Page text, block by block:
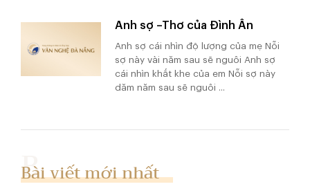
Anh sợ –Thơ của Đình Ân
Anh sợ cái nhìn độ lượng của mẹ Nỗi
sợ này vài năm sau sẽ nguôi Anh sợ
cái nhìn khắt khe của em Nỗi sợ này
dăm năm sau sẽ nguôi ...
Bài viết mới nhất